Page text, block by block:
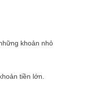
khoản nhỏ
tiền lớn.